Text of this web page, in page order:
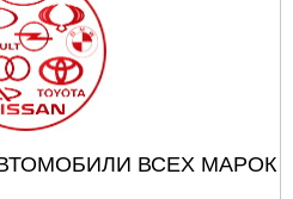
ВСЕХ МАРОК